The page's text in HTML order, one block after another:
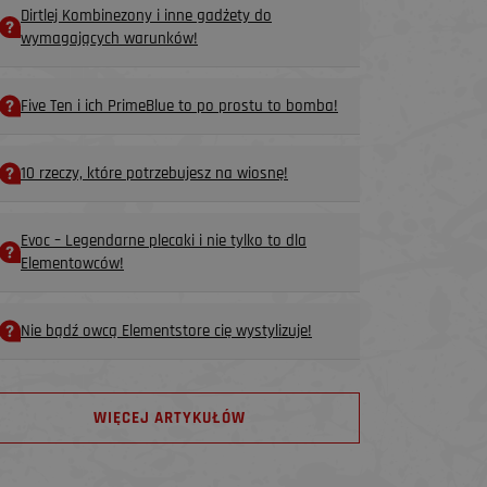
Dirtlej Kombinezony i inne gadżety do
wymagających warunków!
Five Ten i ich PrimeBlue to po prostu to bomba!
10 rzeczy, które potrzebujesz na wiosnę!
Evoc – Legendarne plecaki i nie tylko to dla
Elementowców!
Nie bądź owcą Elementstore cię wystylizuje!
WIĘCEJ ARTYKUŁÓW